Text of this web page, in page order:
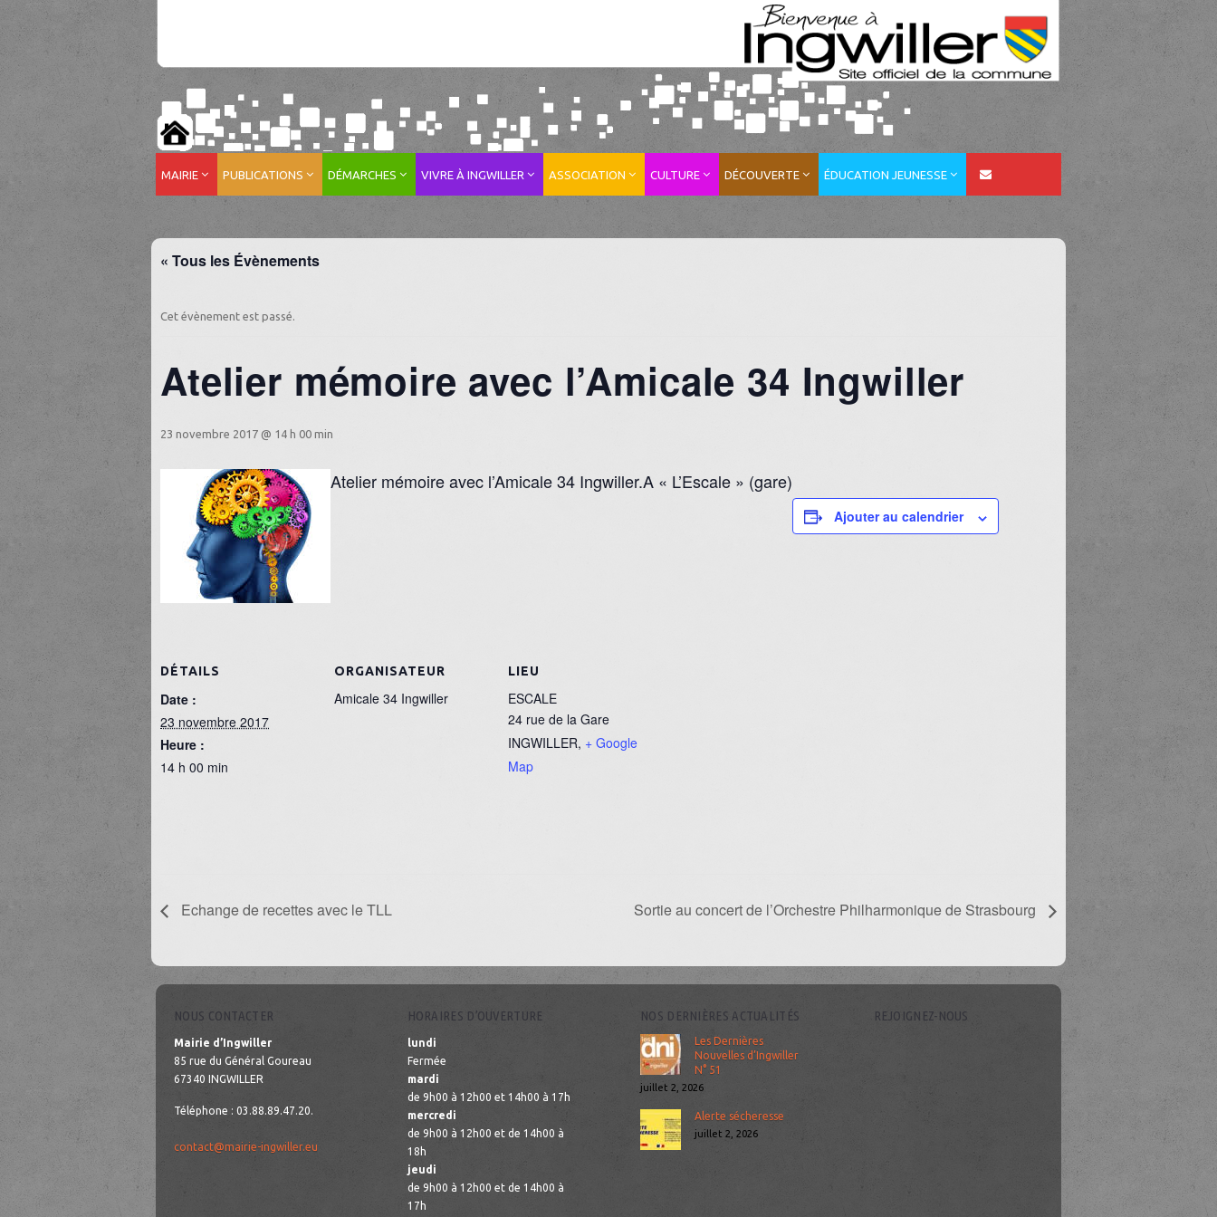
MAIRIE PUBLICATIONS DÉMARCHES VIVRE À INGWILLER ASSOCIATION CULTURE DÉCOUVERTE ÉDUCATION JEUNESSE
« Tous les Évènements
Cet évènement est passé.
Atelier mémoire avec l’Amicale 34 Ingwiller
23 novembre 2017 @ 14 h 00 min
Atelier mémoire avec l’Amicale 34 Ingwiller.A « L’Escale » (gare)
Ajouter au calendrier
DÉTAILS
Date :
23 novembre 2017
Heure :
14 h 00 min
ORGANISATEUR
Amicale 34 Ingwiller
LIEU
ESCALE
24 rue de la Gare
INGWILLER, + Google
Map
Echange de recettes avec le TLL Sortie au concert de l’Orchestre Philharmonique de Strasbourg
NOUS CONTACTER
Mairie d’Ingwiller
85 rue du Général Goureau
67340 INGWILLER
Téléphone : 03.88.89.47.20.
contact@mairie-ingwiller.eu
HORAIRES D’OUVERTURE
lundi
Fermée
mardi
de 9h00 à 12h00 et 14h00 à 17h
mercredi
de 9h00 à 12h00 et de 14h00 à
18h
jeudi
de 9h00 à 12h00 et de 14h00 à
17h
NOS DERNIÈRES ACTUALITÉS
Les Dernières
Nouvelles d’Ingwiller
N° 51
juillet 2, 2026
Alerte sécheresse
juillet 2, 2026
REJOIGNEZ-NOUS